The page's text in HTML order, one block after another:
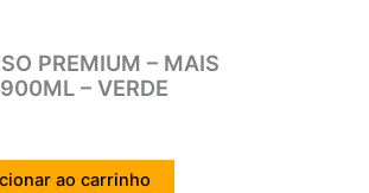
PREMIUM – MAIS
– VERDE
ao carrinho